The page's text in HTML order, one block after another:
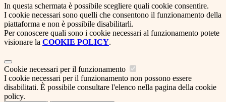
In questa schermata è possibile scegliere quali cookie consentire.
I cookie necessari sono quelli che consentono il funzionamento della
piattaforma e non è possibile disabilitarli.
Per conoscere quali sono i cookie necessari al funzionamento potete
visionare la COOKIE POLICY.
Cookie necessari per il funzionamento
I cookie necessari per il funzionamento non possono essere
disabilitati. È possibile consultare l'elenco nella pagina della cookie
policy.